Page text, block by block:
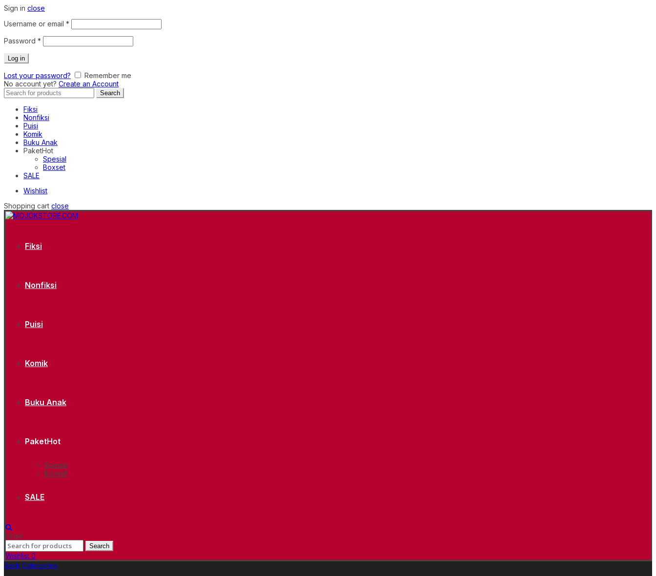
Sign in close
Username or email *
Password *
Log in
Lost your password?
Remember me
No account yet? Create an Account
Search
for:
Search
Fiksi
Nonfiksi
Puisi
Komik
Buku Anak
PaketHot
Spesial
Boxset
SALE
Wishlist
Shopping cart close
Fiksi
Nonfiksi
Puisi
Komik
Buku Anak
PaketHot
Spesial
Boxset
SALE
close
Search
for:
Search
Wishlist 0
Back Categories